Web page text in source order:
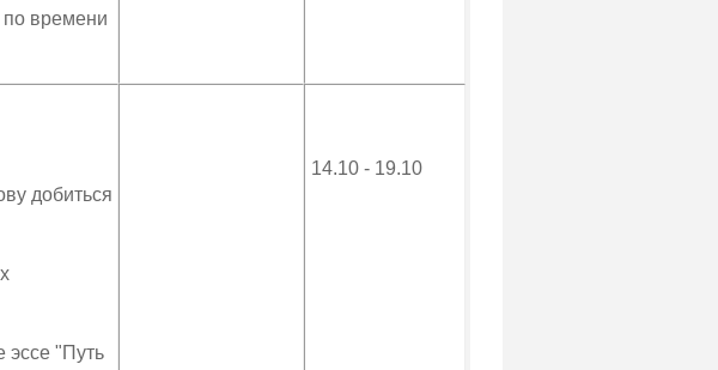
по времени
добиться
эссе "Путь
14.10 - 19.10